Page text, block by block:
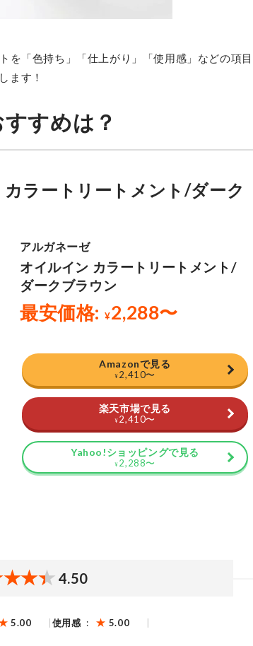
を「色持ち」「仕上がり」「使用感」などの項目
ます！
すめは？
ラートリートメント/ダーク
Amazonで見る
¥ 2,410〜
楽天市場で見る
¥ 2,410〜
Yahoo!ショッピングで見る
¥ 2,288〜
4.50
5.00 使用感 5.00